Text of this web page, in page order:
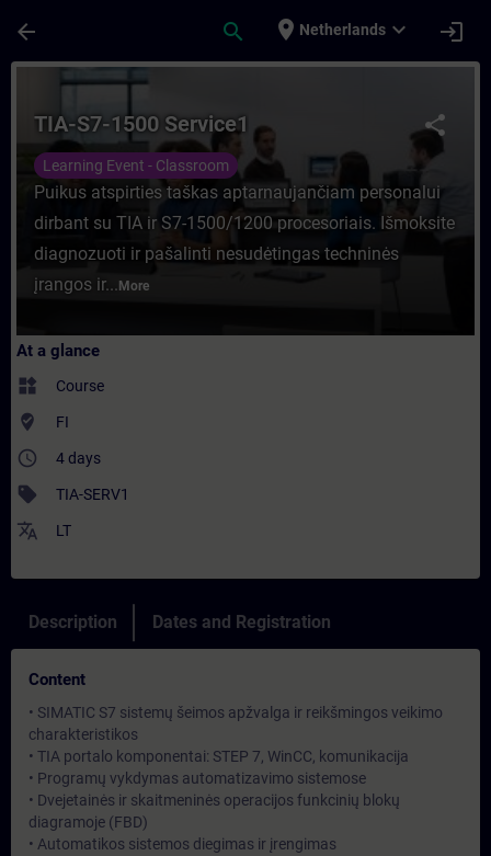
arrow_back search place Netherlands expand_more login
Course - TIA-S7-1500 Service1 -
share
TIA-S7-1500 Service1
Learning Event - Classroom
Puikus atspirties taškas aptarnaujančiam personalui
dirbant su TIA ir S7-1500/1200 procesoriais. Išmoksite
diagnozuoti ir pašalinti nesudėtingas techninės
įrangos ir... More
At a glance
widgets Course
where_to_vote FI
access_time 4 days
sell TIA-SERV1
translate LT
Description Dates and Registration
Content
• SIMATIC S7 sistemų šeimos apžvalga ir reikšmingos veikimo
charakteristikos
• TIA portalo komponentai: STEP 7, WinCC, komunikacija
• Programų vykdymas automatizavimo sistemose
• Dvejetainės ir skaitmeninės operacijos funkcinių blokų
diagramoje (FBD)
• Automatikos sistemos diegimas ir įrengimas